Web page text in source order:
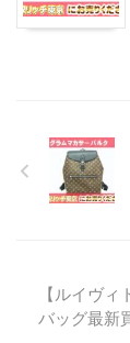
【ルイヴ
バッグ最新